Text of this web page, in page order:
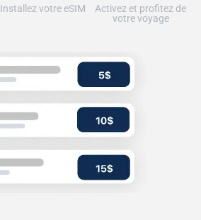
Installez votre eSIM
Activez et profitez de
votre voyage